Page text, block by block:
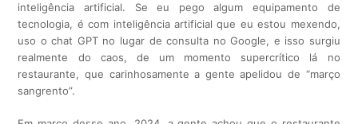
inteligência artificial. Se eu pego algum equipamento de
tecnologia, é com inteligência artificial que eu estou mexendo,
uso o chat GPT no lugar de consulta no Google, e isso surgiu
realmente do caos, de um momento supercrítico lá no
restaurante, que carinhosamente a gente apelidou de “março
sangrento”.